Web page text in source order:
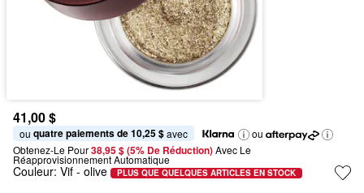
41,00 $
ou quatre paiements de 10,25 $ avec
ou
Obtenez-Le Pour38,95 $ (5% De Réduction) Avec Le
Réapprovisionnement Automatique
Couleur: Vif - olive PLUS QUE QUELQUES ARTICLES EN STOCK